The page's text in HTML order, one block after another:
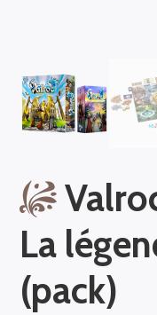
La
(pack)